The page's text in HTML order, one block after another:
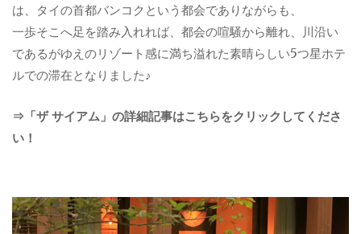
は、タイの首都バンコクという都会でありながらも、
一歩そこへ足を踏み入れれば、都会の喧騒から離れ、川沿い
であるがゆえのリゾート感に満ち溢れた素晴らしい5つ星ホテ
ルでの滞在となりました♪
⇒「ザ サイアム」の詳細記事はこちらをクリックしてくださ
い！